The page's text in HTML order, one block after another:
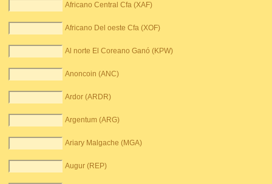
Africano Central Cfa (XAF)
Africano Del oeste Cfa (XOF)
Al norte El Coreano Ganó (KPW)
Anoncoin (ANC)
Ardor (ARDR)
Argentum (ARG)
Ariary Malgache (MGA)
Augur (REP)